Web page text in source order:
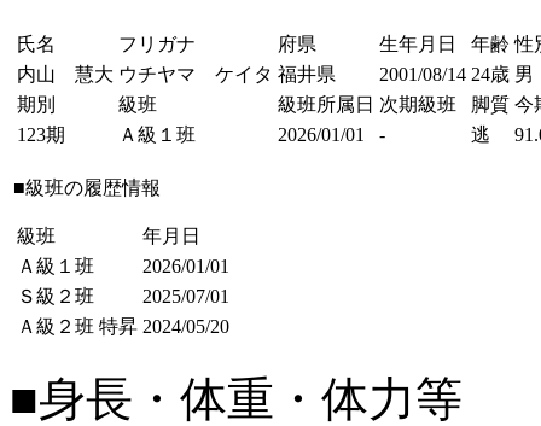
氏名 フリガナ 府県 生年月日 年齢 性
内山 慧大 ウチヤマ ケイタ 福井県 2001/08/14 24歳 男
期別
級班 級班所属日 次期級班 脚質 今
123期
Ａ級１班 2026/01/01 - 逃
■級班の履歴情報
級班
年月日
Ａ級１班
2026/01/01
Ｓ級２班
2025/07/01
Ａ級２班 特昇 2024/05/20
■身長・体重・体力等